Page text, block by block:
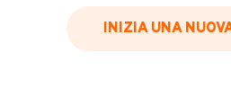
Mercedes-benzINIZIA UNA